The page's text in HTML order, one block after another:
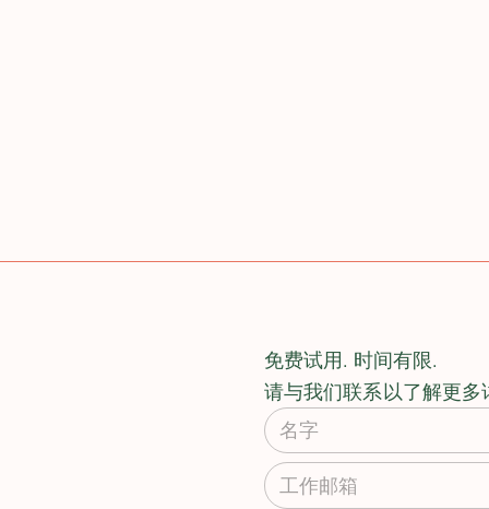
免费试用. 时间有限.
请与我们联系以了解更多